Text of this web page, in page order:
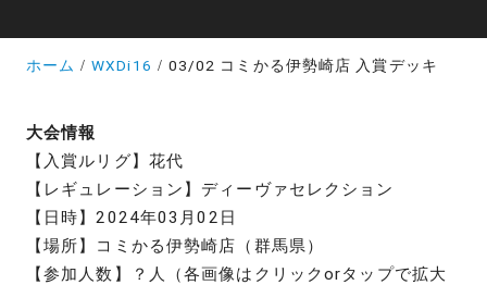
ホーム WXDi16 03/02 コミかる伊勢崎店 入賞デッキ
大会情報
【入賞ルリグ】花代
【レギュレーション】ディーヴァセレクション
【日時】2024年03月02日
【場所】コミかる伊勢崎店（群馬県）
【参加人数】？人（各画像はクリックorタップで拡大